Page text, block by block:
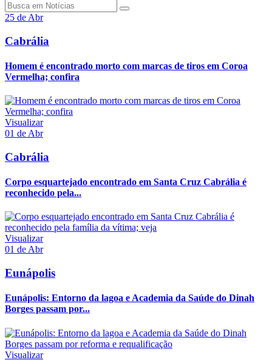
25 de Abr
Cabrália
Homem é encontrado morto com marcas de tiros em Coroa
Vermelha; confira
Visualizar
01 de Abr
Cabrália
Corpo esquartejado encontrado em Santa Cruz Cabrália é
reconhecido pela...
Visualizar
01 de Abr
Eunápolis
Eunápolis: Entorno da lagoa e Academia da Saúde do Dinah
Borges passam por...
Visualizar